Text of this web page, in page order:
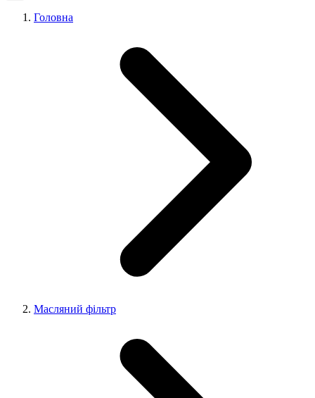
Головна
Масляний фільтр